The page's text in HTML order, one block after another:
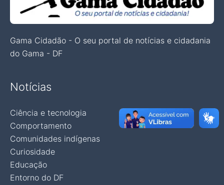
Gama Cidadão - O seu portal de notícias e cidadania
do Gama - DF
Notícias
Ciência e tecnologia
Comportamento
Comunidades indígenas
Curiosidade
Educação
Entorno do DF